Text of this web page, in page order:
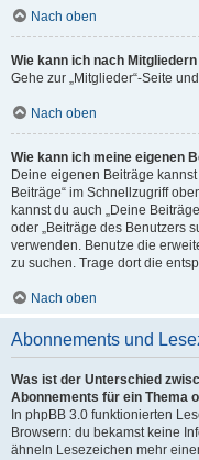
Nach oben
Wie kann ich nach
Gehe zur „Mitglieder“-Seite
Nach oben
Wie kann ich meine eigenen
Deine eigenen Beiträge
Beiträge“ im Schnellzugriff
kannst du auch „Deine
oder „Beiträge des Benutzers
verwenden. Benutze die
zu suchen. Trage dort die
Nach oben
Abonnements und
Was ist der Unterschied
Abonnements für ein Thema
In phpBB 3.0 funktionierten
Browsern: du bekamst keine
ähneln Lesezeichen mehr